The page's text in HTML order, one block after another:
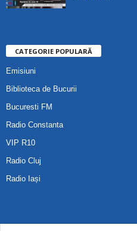
CATEGORIE POPULARĂ
Emisiuni
Biblioteca de Bucurii
Bucuresti FM
Radio Constanta
VIP R10
Radio Cluj
Radio Iași